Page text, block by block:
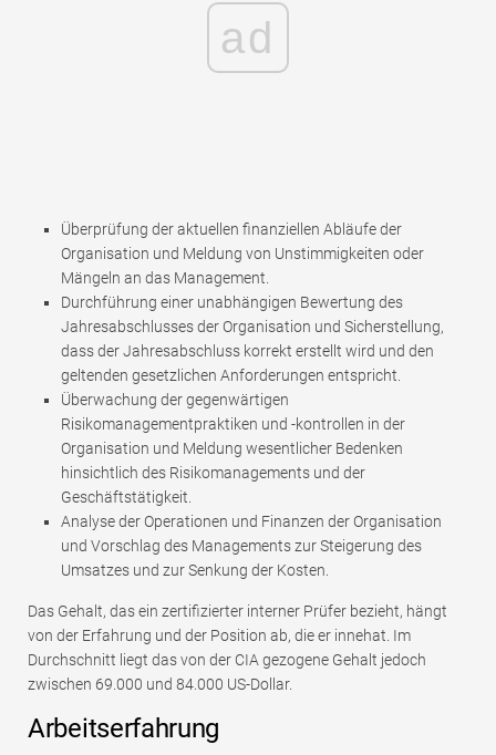
ad
Überprüfung der aktuellen finanziellen Abläufe der
Organisation und Meldung von Unstimmigkeiten oder
Mängeln an das Management.
Durchführung einer unabhängigen Bewertung des
Jahresabschlusses der Organisation und Sicherstellung,
dass der Jahresabschluss korrekt erstellt wird und den
geltenden gesetzlichen Anforderungen entspricht.
Überwachung der gegenwärtigen
Risikomanagementpraktiken und -kontrollen in der
Organisation und Meldung wesentlicher Bedenken
hinsichtlich des Risikomanagements und der
Geschäftstätigkeit.
Analyse der Operationen und Finanzen der Organisation
und Vorschlag des Managements zur Steigerung des
Umsatzes und zur Senkung der Kosten.
Das Gehalt, das ein zertifizierter interner Prüfer bezieht, hängt
von der Erfahrung und der Position ab, die er innehat. Im
Durchschnitt liegt das von der CIA gezogene Gehalt jedoch
zwischen 69.000 und 84.000 US-Dollar.
Arbeitserfahrung